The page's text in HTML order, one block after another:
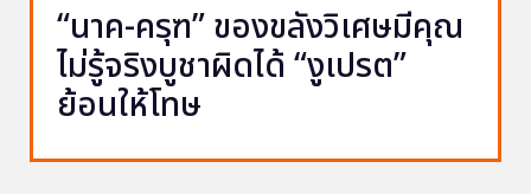
“นาค-ครุฑ” ของขลังวิเศษมีคุณ
ไม่รู้จริงบูชาผิดได้ “งูเปรต”
ย้อนให้โทษ